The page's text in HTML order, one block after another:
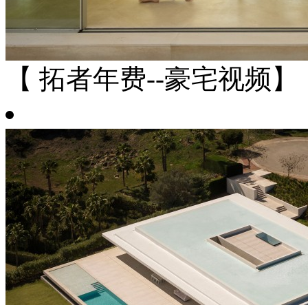
【 拓者年费--豪宅视频】